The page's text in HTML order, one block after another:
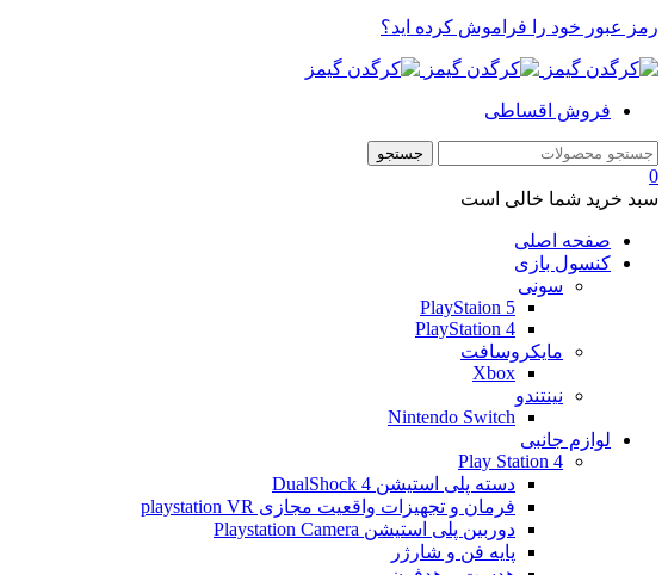
رمز عبور خود را فراموش کرده اید؟
فروش اقساطی
0
سبد خرید شما خالی است
صفحه اصلی
کنسول بازی
سونی
PlayStaion 5
PlayStation 4
مایکروسافت
Xbox
نینتندو
Nintendo Switch
لوازم جانبی
Play Station 4
دسته پلی استیشن 4 DualShock
فرمان و تجهیزات واقعیت مجازی playstation VR
دوربین پلی استیشن Playstation Camera
پایه فن و شارژر